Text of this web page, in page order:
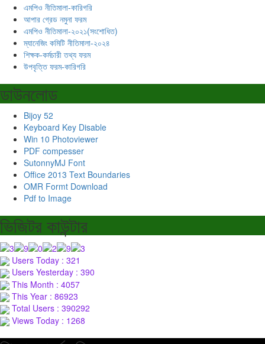
এমপিও নীতিমালা-কারিগরি
আপার গ্রেড নমুনা ফরম
এমপিও নীতিমালা-২০২১(সংশোধিত)
ম্যানেজিং কমিটি নীতিমালা-২০২৪
শিক্ষক-কর্মচারী তথ্য ফরম
উপবৃত্তি ফরম-কারিগরি
ডাউনলোড
Bijoy 52
Keyboard Key Disable
Win 10 Photoviewer
PDF compesser
SutonnyMJ Font
Office 2013 Text Boundaries
OMR Formt Download
Pdf to Image
ভিজিটর কাউন্টার
Users Today : 321
Users Yesterday : 390
This Month : 4057
This Year : 86923
Total Users : 390292
Views Today : 1268